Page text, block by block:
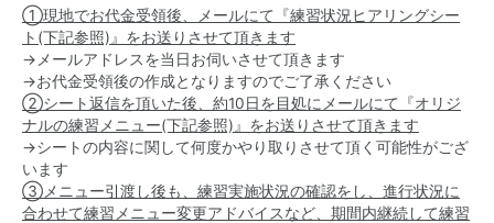
①現地でお代金受領後、メールにて『練習状況ヒアリングシー
ト(下記参照)』をお送りさせて頂きます
→メールアドレスを当日お伺いさせて頂きます
→お代金受領後の作成となりますのでご了承ください
②シート返信を頂いた後、約10日を目処にメールにて『オリジ
ナルの練習メニュー(下記参照)』をお送りさせて頂きます
→シートの内容に関して何度かやり取りさせて頂く可能性がござ
います
③メニュー引渡し後も、練習実施状況の確認をし、進行状況に
合わせて練習メニュー変更アドバイスなど、期間内継続して練習